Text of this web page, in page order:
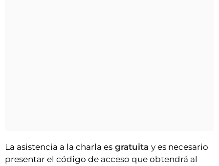
La asistencia a la charla es gratuita y es necesario
presentar el código de acceso que obtendrá al